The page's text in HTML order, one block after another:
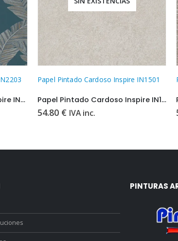
Papel Pintado Cardoso Inspire IN1501
Papel Pintado Cardoso Inspire IN2102
Papel Pintado Cardoso Inspire IN2102
54.80 € IVA inc.
PINTURAS